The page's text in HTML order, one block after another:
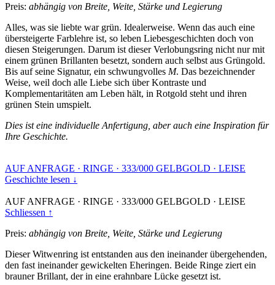
Preis: abhängig von Breite, Weite, Stärke und Legierung
Alles, was sie liebte war grün. Idealerweise. Wenn das auch eine
übersteigerte Farblehre ist, so leben Liebesgeschichten doch von
diesen Steigerungen. Darum ist dieser Verlobungsring nicht nur mit
einem grünen Brillanten besetzt, sondern auch selbst aus Grüngold.
Bis auf seine Signatur, ein schwungvolles M. Das bezeichnender
Weise, weil doch alle Liebe sich über Kontraste und
Komplementaritäten am Leben hält, in Rotgold steht und ihren
grünen Stein umspielt.
Dies ist eine individuelle Anfertigung, aber auch eine Inspiration für
Ihre Geschichte.
AUF ANFRAGE · RINGE · 333/000 GELBGOLD · LEISE
Geschichte lesen ↓
AUF ANFRAGE · RINGE · 333/000 GELBGOLD · LEISE
Schliessen ↑
Preis: abhängig von Breite, Weite, Stärke und Legierung
Dieser Witwenring ist entstanden aus den ineinander übergehenden,
den fast ineinander gewickelten Eheringen. Beide Ringe ziert ein
brauner Brillant, der in eine erahnbare Lücke gesetzt ist.